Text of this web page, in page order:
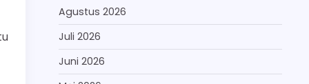
Agustus 2026
Juli 2026
Juni 2026